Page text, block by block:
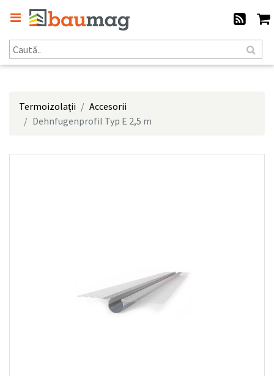
Termoizolații
Accesorii
Dehnfugenprofil Typ E 2,5 m